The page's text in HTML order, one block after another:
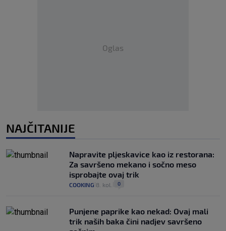
Oglas
NAJČITANIJE
Napravite pljeskavice kao iz restorana:
Za savršeno mekano i sočno meso
isprobajte ovaj trik
COOKING 8. kol. 0
Punjene paprike kao nekad: Ovaj mali
trik naših baka čini nadjev savršeno